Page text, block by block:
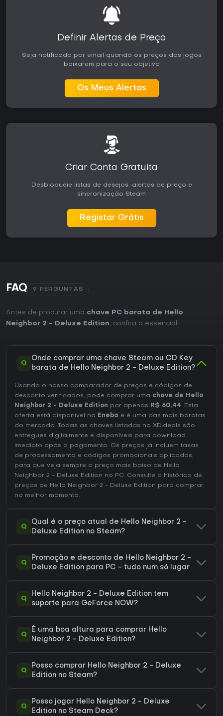
Definir Alertas de Preço
Seja notificado por email quando os preços dos jogos
baixarem para o seu objetivo
Os Meus Alertas
Criar Conta Gratuita
Desbloqueie listas de desejos, alertas de preço e
sincronização Steam
Registar Grátis
FAQ 9 PERGUNTAS
Antes de procurar uma chave PC barata de Hello
Neighbor 2 - Deluxe Edition, confira o essencial.
Q
Onde comprar uma chave Steam ou CD Key
barata de Hello Neighbor 2 - Deluxe Edition?
Usando o nosso comparador de preços e códigos de
desconto verificados, pode comprar uma chave de Hello
Neighbor 2 - Deluxe Edition por apenas R$ 60,44. Esta
oferta está disponível na Eneba e é uma das mais baratas
do mercado. Todas as chaves listadas no XD.deals são
entregues digitalmente e disponíveis para download
imediato após o pagamento. Os preços já incluem taxas
de processamento e códigos promocionais aplicados,
para que veja sempre o preço mais baixo de Hello
Neighbor 2 - Deluxe Edition no PC. Consulte o histórico de
preços de Hello Neighbor 2 - Deluxe Edition para comprar
no melhor momento.
Q
Qual é o preço atual de Hello Neighbor 2 -
Deluxe Edition no Steam?
Q
Promoção e desconto de Hello Neighbor 2 -
Deluxe Edition para PC - tudo num só lugar
Q
Hello Neighbor 2 - Deluxe Edition tem
suporte para GeForce NOW?
Q
É uma boa altura para comprar Hello
Neighbor 2 - Deluxe Edition?
Q
Posso comprar Hello Neighbor 2 - Deluxe
Edition no Steam?
Q
Posso jogar Hello Neighbor 2 - Deluxe
Edition no Steam Deck?